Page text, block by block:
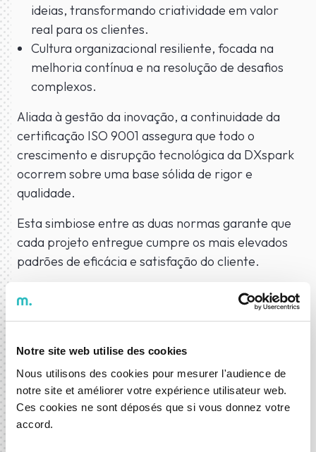
Notre site web utilise des cookies
Nous utilisons des cookies pour mesurer l'audience de
notre site et améliorer votre expérience utilisateur web.
Ces cookies ne sont déposés que si vous donnez votre
accord.
ideias, transformando criatividade em valor
real para os clientes.
Cultura organizacional resiliente, focada na
melhoria contínua e na resolução de desafios
complexos.
Aliada à gestão da inovação, a continuidade da
certificação ISO 9001 assegura que todo o
crescimento e disrupção tecnológica da DXspark
ocorrem sobre uma base sólida de rigor e
qualidade.
Esta simbiose entre as duas normas garante que
cada projeto entregue cumpre os mais elevados
padrões de eficácia e satisfação do cliente.
Notícias